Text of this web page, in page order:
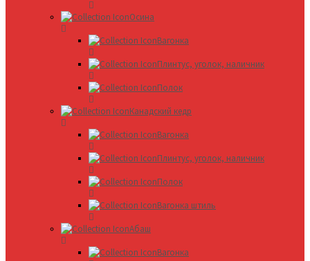
Осина
Вагонка
Плинтус, уголок, наличник
Полок
Канадский кедр
Вагонка
Плинтус, уголок, наличник
Полок
Вагонка штиль
Абаш
Вагонка